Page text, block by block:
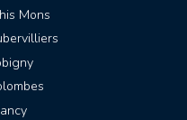
Mons